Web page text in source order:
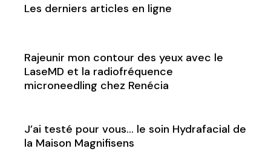
Les derniers articles en ligne
Rajeunir mon contour des yeux avec le
LaseMD et la radiofréquence
microneedling chez Renécia
J’ai testé pour vous… le soin Hydrafacial de
la Maison Magnifisens